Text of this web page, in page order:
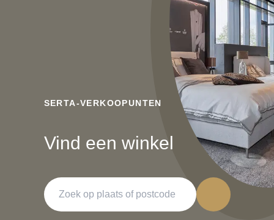
Vind een winkel
SERTA-VERKOOPUNTEN
Zoeken